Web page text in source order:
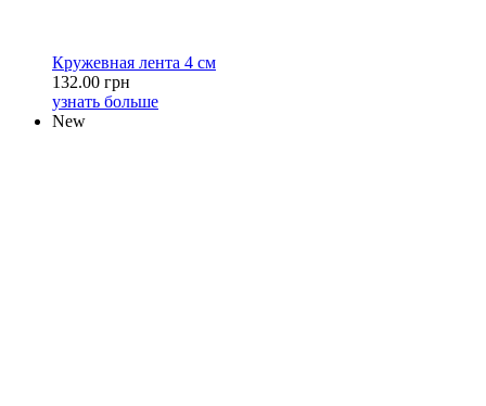
Кружевная лента 4 см
132.00 грн
узнать больше
New